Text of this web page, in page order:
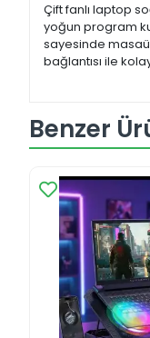
Çift fanlı laptop
yoğun program
sayesinde
bağlantısı ile
Benzer